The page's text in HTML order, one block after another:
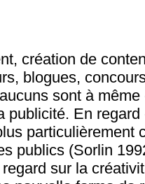
création de
blogues,
sont à
publicité. En
particulièrement
publics (Sorlin
sur la